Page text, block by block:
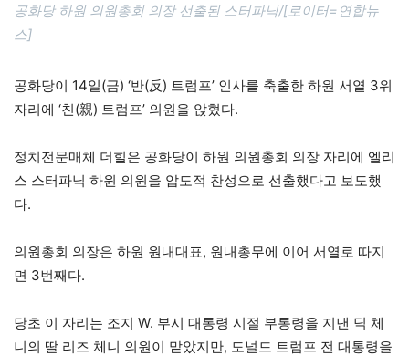
공화당 하원 의원총회 의장 선출된 스터파닉/[로이터=연합뉴
스]
공화당이 14일(금) ‘반(反) 트럼프’ 인사를 축출한 하원 서열 3위
자리에 ‘친(親) 트럼프’ 의원을 앉혔다.
정치전문매체 더힐은 공화당이 하원 의원총회 의장 자리에 엘리
스 스터파닉 하원 의원을 압도적 찬성으로 선출했다고 보도했
다.
의원총회 의장은 하원 원내대표, 원내총무에 이어 서열로 따지
면 3번째다.
당초 이 자리는 조지 W. 부시 대통령 시절 부통령을 지낸 딕 체
니의 딸 리즈 체니 의원이 맡았지만, 도널드 트럼프 전 대통령을